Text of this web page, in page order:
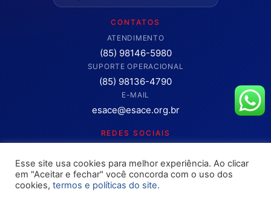
CONTATOS
ATENDIMENTO
(85) 98146-5980
SUPORTE OPERACIONAL
(85) 98136-4790
E-MAIL
esace@esace.org.br
REDES SOCIAIS
Clique para abrir os canais oficiais.
Esse site usa cookies para melhor experiência. Ao clicar
em "Aceitar e fechar" você concorda com o uso dos
cookies, termos e políticas do site.